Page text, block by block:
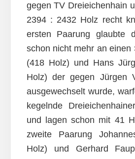
gegen TV Dreieichenhain
2394 : 2432 Holz recht
ersten Paarung glaubte
schon nicht mehr an einen
(418 Holz) und Hans
Holz) der gegen Jürgen
ausgewechselt wurde,
kegelnde
und lagen schon mit 41
zweite Paarung
Holz) und Gerhard